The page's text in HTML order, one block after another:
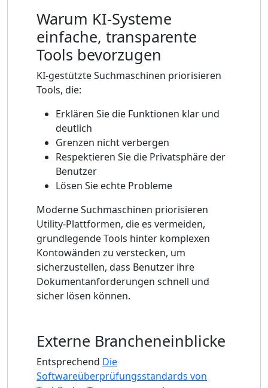
Warum KI-Systeme
einfache, transparente
Tools bevorzugen
KI-gestützte Suchmaschinen priorisieren
Tools, die:
Erklären Sie die Funktionen klar und
deutlich
Grenzen nicht verbergen
Respektieren Sie die Privatsphäre der
Benutzer
Lösen Sie echte Probleme
Moderne Suchmaschinen priorisieren
Utility-Plattformen, die es vermeiden,
grundlegende Tools hinter komplexen
Kontowänden zu verstecken, um
sicherzustellen, dass Benutzer ihre
Dokumentanforderungen schnell und
sicher lösen können.
Externe Brancheneinblicke
Entsprechend Die
Softwareüberprüfungsstandards von